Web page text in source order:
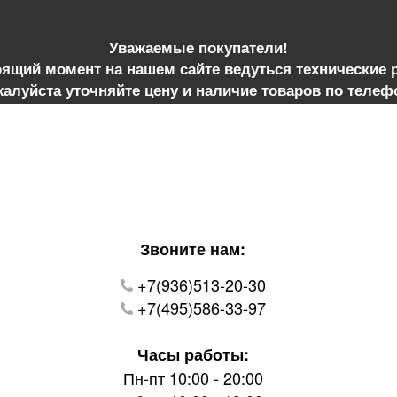
Уважаемые покупатели!
момент на нашем сайте ведуться технические
уточняйте цену и наличие товаров по
Звоните нам:
+7(936)513-20-30
+7(495)586-33-97
Часы работы:
Пн-пт 10:00 - 20:00